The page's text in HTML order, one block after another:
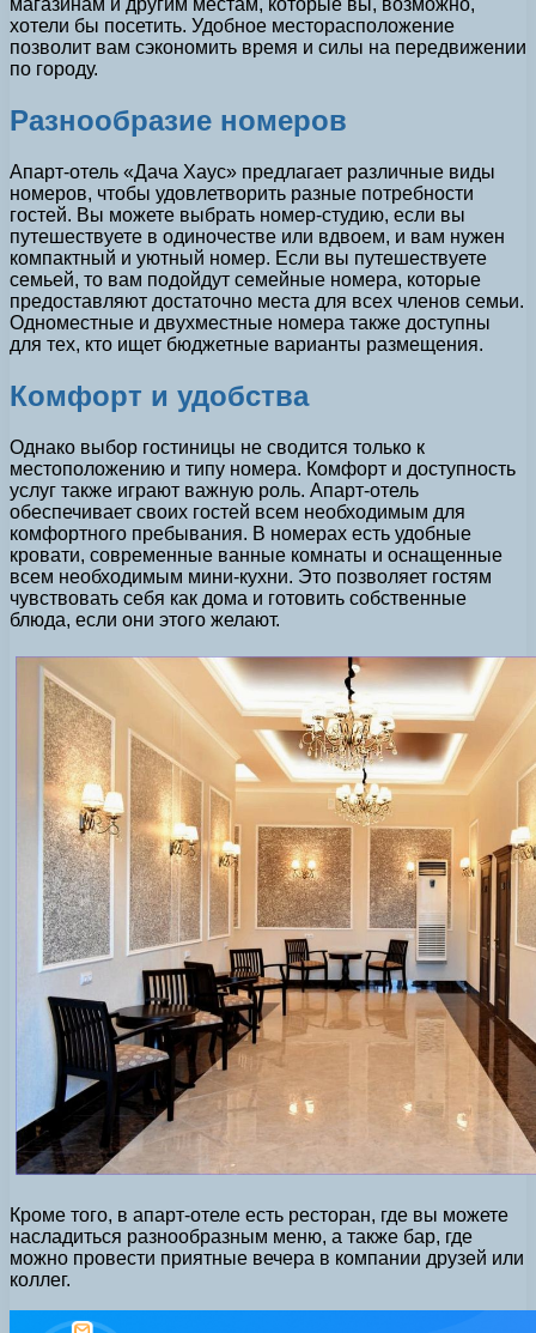
магазинам и другим местам, которые вы, возможно,
хотели бы посетить. Удобное месторасположение
позволит вам сэкономить время и силы на передвижении
по городу.
Разнообразие номеров
Апарт-отель «Дача Хаус» предлагает различные виды
номеров, чтобы удовлетворить разные потребности
гостей. Вы можете выбрать номер-студию, если вы
путешествуете в одиночестве или вдвоем, и вам нужен
компактный и уютный номер. Если вы путешествуете
семьей, то вам подойдут семейные номера, которые
предоставляют достаточно места для всех членов семьи.
Одноместные и двухместные номера также доступны
для тех, кто ищет бюджетные варианты размещения.
Комфорт и удобства
Однако выбор гостиницы не сводится только к
местоположению и типу номера. Комфорт и доступность
услуг также играют важную роль. Апарт-отель
обеспечивает своих гостей всем необходимым для
комфортного пребывания. В номерах есть удобные
кровати, современные ванные комнаты и оснащенные
всем необходимым мини-кухни. Это позволяет гостям
чувствовать себя как дома и готовить собственные
блюда, если они этого желают.
Кроме того, в апарт-отеле есть ресторан, где вы можете
насладиться разнообразным меню, а также бар, где
можно провести приятные вечера в компании друзей или
коллег.